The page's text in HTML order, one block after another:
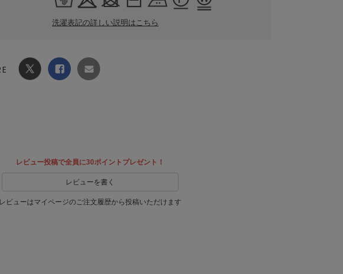
洗濯表記の詳しい説明はこちら
レビュー投稿で全員に30ポイントプレゼント！
レビューを書く
レビューはマイページのご注文履歴から投稿いただけます